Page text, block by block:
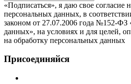
«Подписаться», я даю свое согласие
персональных данных, в
законом от 27.07.2006 года №152-ФЗ
данных», на условиях и для целей,
на обработку персональных данных
Присоединяйся